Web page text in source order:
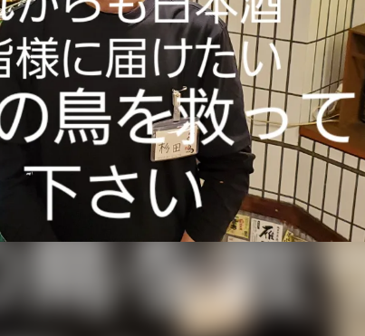
チャレンジ
性化
CAMPFIRE for Social Good
CAMPFIREふるさと納税